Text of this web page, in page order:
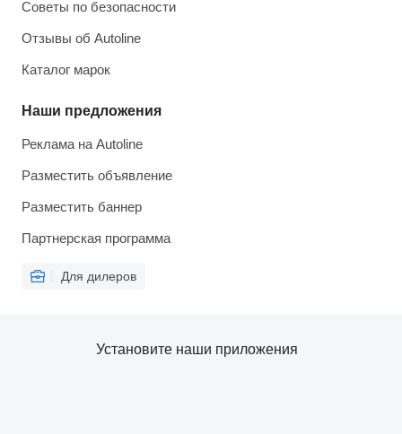
Советы по безопасности
Отзывы об Autoline
Каталог марок
Наши предложения
Реклама на Autoline
Разместить объявление
Разместить баннер
Партнерская программа
Для дилеров
Установите наши приложения